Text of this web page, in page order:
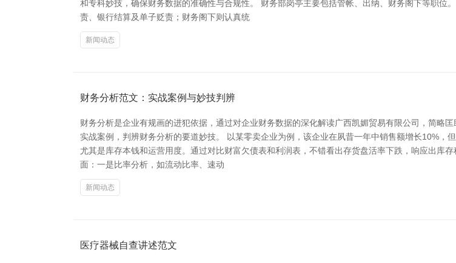
和专科妙技，确保财务数据的准确性与合规性。 财务部岗亭主要包括管帐、出纳、财务阁下等职位
责、银行结算及单子贬责；财务阁下则认真统
新闻动态
财务分析范文：实战案例与妙技判辨
财务分析是企业有规画的进犯依据，通过对企业财务数据的深化解读广西凯媚贸易有限公司，简略
实战案例，判辨财务分析的要道妙技。 以某零卖企业为例，该企业在夙昔一年中销售额增长10%，
尤其是库存本钱和运营用度。通过对比财富欠债表和利润表，不错看出存货盘活率下跌，响应出库
面：一是比率分析，如流动比率、速动
新闻动态
医疗器械自查讲述范文